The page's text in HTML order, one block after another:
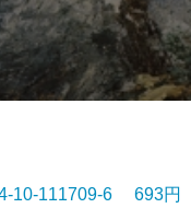
10-111709-6 693円